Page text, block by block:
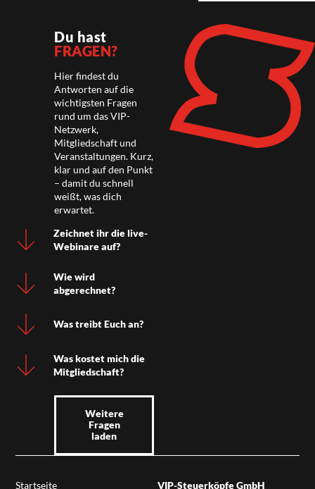
Du hast
FRAGEN?
Hier findest du
Antworten auf die
wichtigsten Fragen
rund um das VIP-
Netzwerk,
Mitgliedschaft und
Veranstaltungen. Kurz,
klar und auf den Punkt
– damit du schnell
weißt, was dich
erwartet.
Zeichnet ihr die live-
Webinare auf?
Wie wird
abgerechnet?
Was treibt Euch an?
Was kostet mich die
Mitgliedschaft?
Weitere
Fragen
laden
Startseite VIP-Steuerköpfe GmbH